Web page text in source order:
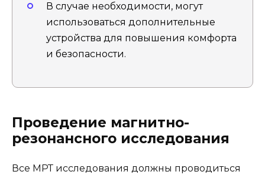
В случае необходимости, могут
использоваться дополнительные
устройства для повышения комфорта
и безопасности.
Проведение магнитно-
резонансного исследования
Все МРТ исследования должны проводиться